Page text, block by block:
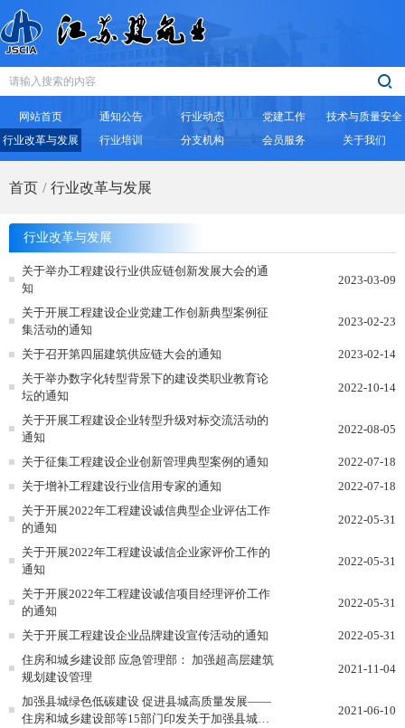
网站首页 通知公告 行业动态 党建工作
技术与质量安全
行业改革与发展
行业培训 分支机构 会员服务 关于我们
首页 行业改革与发展
行业改革与发展
关于举办工程建设行业供应链创新发展大会的通
知
2023-03-09
关于开展工程建设企业党建工作创新典型案例征
集活动的通知
2023-02-23
关于召开第四届建筑供应链大会的通知
2023-02-14
关于举办数字化转型背景下的建设类职业教育论
坛的通知
2022-10-14
关于开展工程建设企业转型升级对标交流活动的
通知
2022-08-05
关于征集工程建设企业创新管理典型案例的通知
2022-07-18
关于增补工程建设行业信用专家的通知
2022-07-18
关于开展2022年工程建设诚信典型企业评估工作
的通知
2022-05-31
关于开展2022年工程建设诚信企业家评价工作的
通知
2022-05-31
关于开展2022年工程建设诚信项目经理评价工作
的通知
2022-05-31
关于开展工程建设企业品牌建设宣传活动的通知
2022-05-31
住房和城乡建设部 应急管理部： 加强超高层建筑
规划建设管理
2021-11-04
加强县城绿色低碳建设 促进县城高质量发展——
住房和城乡建设部等15部门印发关于加强县城绿
2021-06-10